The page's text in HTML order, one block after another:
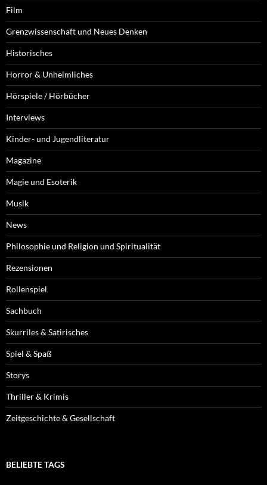
Film
Grenzwissenschaft und Neues Denken
Historisches
Horror & Unheimliches
Hörspiele / Hörbücher
Interviews
Kinder- und Jugendliteratur
Magazine
Magie und Esoterik
Musik
News
Philosophie und Religion und Spiritualität
Rezensionen
Rollenspiel
Sachbuch
Skurriles & Satirisches
Spiel & Spaß
Storys
Thriller & Krimis
Zeitgeschichte & Gesellschaft
BELIEBTE TAGS